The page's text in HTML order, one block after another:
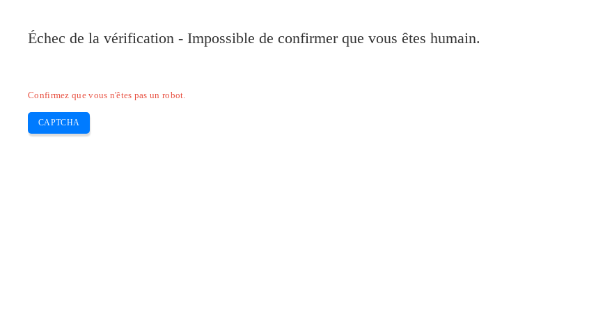
Home Canon Epson Brother HP
to
content
Échec de la vérification - Impossible de confirmer que vous êtes humain.
Confirmez que vous n'êtes pas un robot.
CAPTCHA